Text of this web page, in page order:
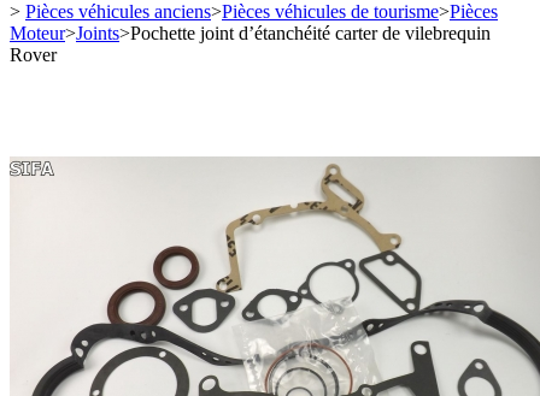
> Pièces véhicules anciens>Pièces véhicules de tourisme>Pièces
Moteur>Joints>Pochette joint d’étanchéité carter de vilebrequin
Rover